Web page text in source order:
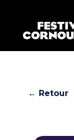
← Retour